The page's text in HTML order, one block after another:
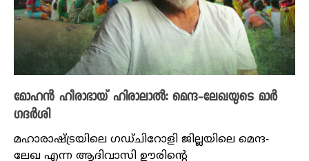
മോഹൻ ഹീരാഭായ് ഹിരാലാൽ: മെന്ദ-ലേഖയുടെ മാർ​
ഗദർശി
മഹാരാഷ്ട്രയിലെ ഗഡ്ചിറോളി ജില്ലയിലെ മെന്ദ-
ലേഖ എന്ന ആദിവാസി ഊരിന്റെ